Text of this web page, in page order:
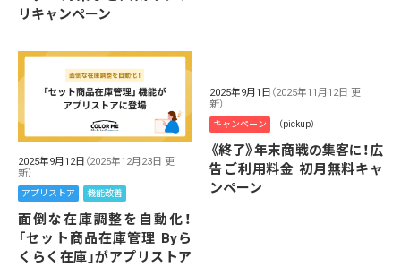
リキャンペーン
2025年9月12日 （2025年12月23日 更
新）
アプリストア 機能改善
面倒な在庫調整を自動化！
「セット商品在庫管理 Byら
くらく在庫」がアプリストア
2025年9月1日 （2025年11月12日 更
新）
キャンペーン （pickup）
《終了》年末商戦の集客に！広
告ご利用料金 初月無料キャ
ンペーン